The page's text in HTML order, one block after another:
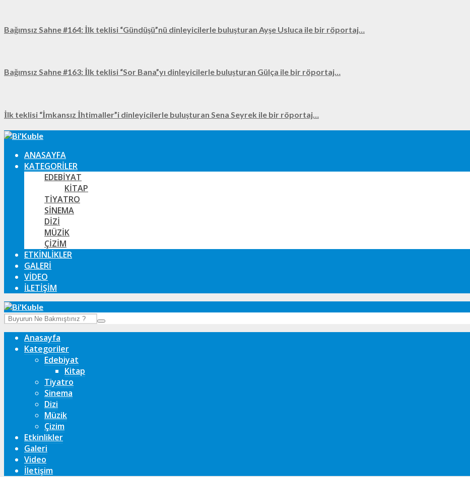
Bağımsız Sahne #164: İlk teklisi “Gündüşü”nü dinleyicilerle buluşturan Ayşe Usluca ile bir röportaj…
Bağımsız Sahne #163: İlk teklisi “Sor Bana”yı dinleyicilerle buluşturan Gülça ile bir röportaj…
İlk teklisi “İmkansız İhtimaller”i dinleyicilerle buluşturan Sena Seyrek ile bir röportaj…
ANASAYFA
KATEGORILER
EDEBIYAT
KITAP
TIYATRO
SINEMA
DIZI
MÜZIK
ÇIZIM
ETKINLIKLER
GALERI
VIDEO
İLETIŞIM
Anasayfa
Kategoriler
Edebiyat
Kitap
Tiyatro
Sinema
Dizi
Müzik
Çizim
Etkinlikler
Galeri
Video
İletişim